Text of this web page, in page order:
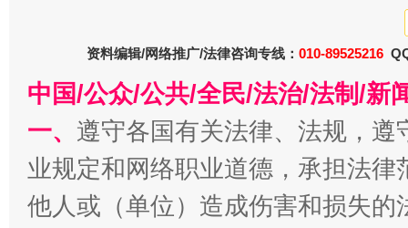
资料编辑/网络推广/法律咨询专线： 010-89525216
中国/公众/公共/全民/法治/法制/新
一、 遵守各国有关法律、法规，
业规定和网络职业道德，承担法
他人或（单位）造成伤害和损失